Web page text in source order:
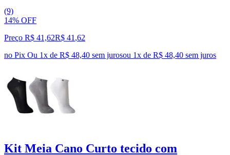
(9)
14% OFF
Preço R$ 41,62R$ 41 ,62
no Pix Ou 1x de R$ 48,40 sem jurosou 1x de R$ 48,40 sem juros
Kit Meia Cano Curto tecido com